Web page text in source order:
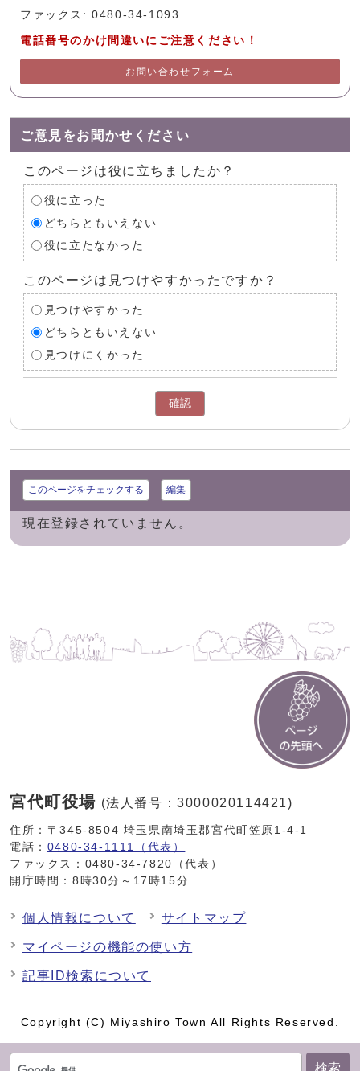
検索
ファックス: 0480-34-1093
電話番号のかけ間違いにご注意ください！
お問い合わせフォーム
ご意見をお聞かせください
このページは役に立ちましたか？
役に立った
どちらともいえない
役に立たなかった
このページは見つけやすかったですか？
見つけやすかった
どちらともいえない
見つけにくかった
確認
このページをチェックする 編集
現在登録されていません。
宮代町役場 (法人番号：3000020114421)
住所：〒345-8504 埼玉県南埼玉郡宮代町笠原1-4-1
電話： 0480-34-1111（代表）
ファックス：0480-34-7820（代表）
開庁時間：8時30分～17時15分
個人情報について サイトマップ
マイページの機能の使い方
記事ID検索について
Copyright (C) Miyashiro Town All Rights Reserved.